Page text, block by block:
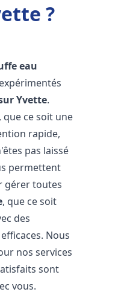
?
eau
Yvette.
ce soit une
rapide,
pas laissé
permettent
gérer toutes
, que ce soit
des
Nous
nos services
sont
vous.